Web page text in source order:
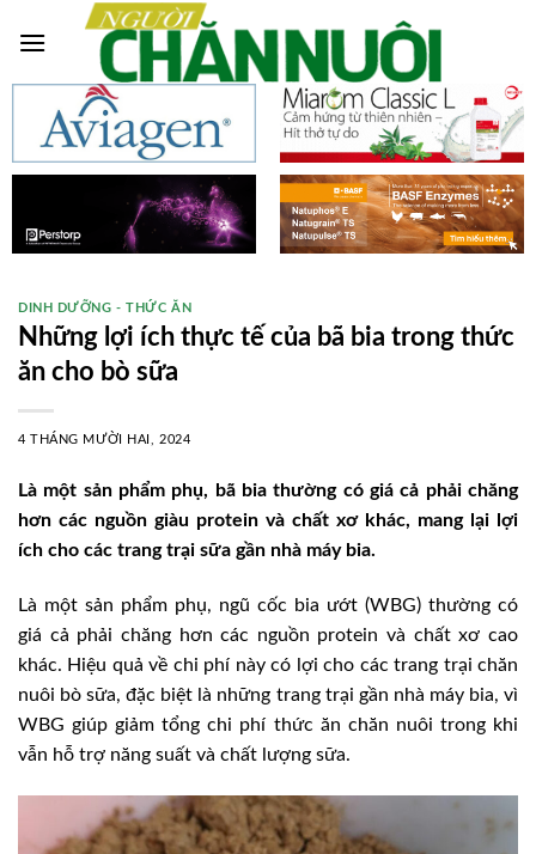
DINH DƯỠNG - THỨC ĂN
Những lợi ích thực tế của bã bia trong thức
ăn cho bò sữa
4 THÁNG MƯỜI HAI, 2024
Là một sản phẩm phụ, bã bia thường có giá cả phải chăng
hơn các nguồn giàu protein và chất xơ khác, mang lại lợi
ích cho các trang trại sữa gần nhà máy bia.
Là một sản phẩm phụ, ngũ cốc bia ướt (WBG) thường có
giá cả phải chăng hơn các nguồn protein và chất xơ cao
khác. Hiệu quả về chi phí này có lợi cho các trang trại chăn
nuôi bò sữa, đặc biệt là những trang trại gần nhà máy bia, vì
WBG giúp giảm tổng chi phí thức ăn chăn nuôi trong khi
vẫn hỗ trợ năng suất và chất lượng sữa.